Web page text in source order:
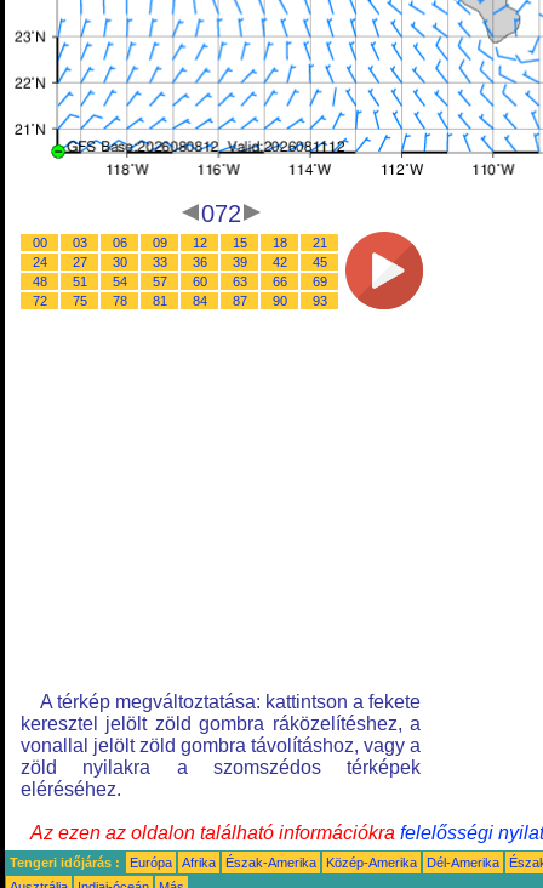
072
00 03 06 09 12 15 18
21
24
27 30 33 36 39 42
45
48
51 54 57 60 63 66
69
72
75 78 81 84 87 90 93
A térkép megváltoztatása: kattintson a fekete
keresztel jelölt zöld gombra ráközelítéshez, a
vonallal jelölt zöld gombra távolításhoz, vagy a
zöld nyilakra a szomszédos térképek
eléréséhez.
Az ezen az oldalon található információkra felelősségi
Tengeri időjárás : Európa Afrika Észak-Amerika Közép-Amerika Dél-Amerika